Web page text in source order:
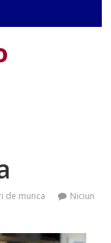
de munca
Niciun